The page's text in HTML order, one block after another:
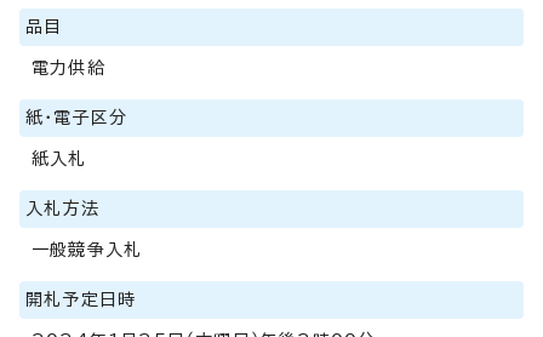
品目
電力供給
紙・電子区分
紙入札
入札方法
一般競争入札
開札予定日時